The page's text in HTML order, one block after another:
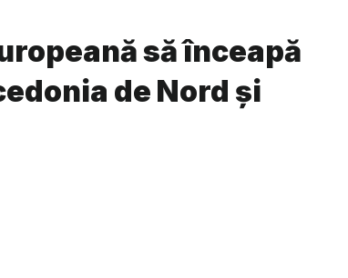
să înceapă
de Nord şi